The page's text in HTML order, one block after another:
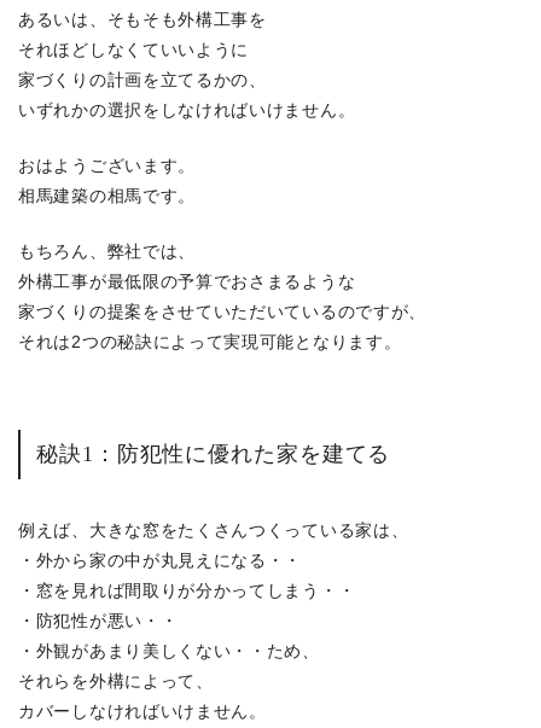
あるいは、そもそも外構工事を
それほどしなくていいように
家づくりの計画を立てるかの、
いずれかの選択をしなければいけません。
おはようございます。
相馬建築の相馬です。
もちろん、弊社では、
外構工事が最低限の予算でおさまるような
家づくりの提案をさせていただいているのですが、
それは2つの秘訣によって実現可能となります。
秘訣1：防犯性に優れた家を建てる
例えば、大きな窓をたくさんつくっている家は、
・外から家の中が丸見えになる・・
・窓を見れば間取りが分かってしまう・・
・防犯性が悪い・・
・外観があまり美しくない・・ため、
それらを外構によって、
カバーしなければいけません。